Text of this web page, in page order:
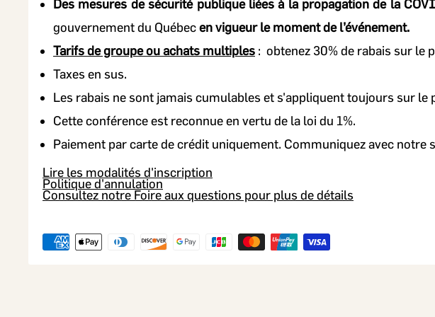
Des mesures de sécurité publique liées à la propagation de la
gouvernement du Québecen vigueur le moment de l’événement.
Tarifs de groupe ou achats multiples : obtenez 30% de rabais sur le
Taxes en sus.
Les rabais ne sont jamais cumulables et s'appliquent toujours sur le
Cette conférence est reconnue en vertu de la loi du 1%.
Paiement par carte de crédit uniquement. Communiquez avec
Lire les modalités d'inscription
Politique d'annulation
Consultez notre Foire aux questions pour plus de détails